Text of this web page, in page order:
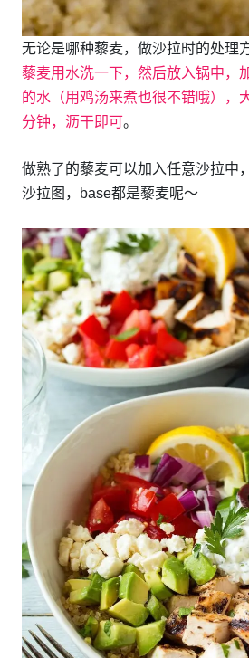
无论是哪种藜麦，做沙拉时的处理
藜麦用水洗一下，然后放入锅中，
的水（用鸡汤来煮也很不错哦），
分钟，沥干即可。
做熟了的藜麦可以加入任意沙拉中
沙拉图，base都是藜麦呢～